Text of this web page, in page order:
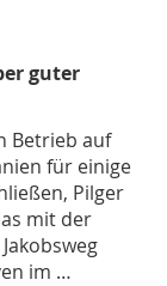
guter
Betrieb auf
für einige
Pilger
mit der
im …